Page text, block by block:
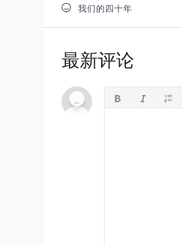
 我们的四十年
最新评论